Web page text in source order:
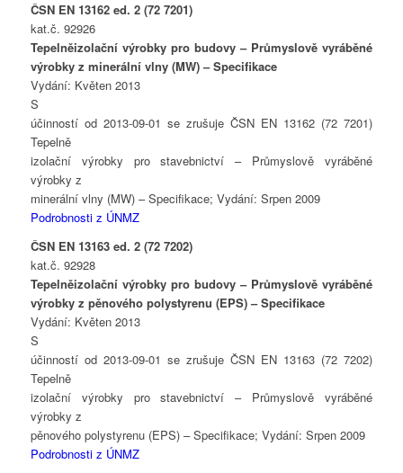
ČSN EN 13162 ed. 2 (72 7201)
kat.č. 92926
Tepelněizolační výrobky pro budovy – Průmyslově vyráběné
výrobky z minerální vlny (MW) – Specifikace
Vydání: Květen 2013
S
účinností od 2013-09-01 se zrušuje ČSN EN 13162 (72 7201)
Tepelně
izolační výrobky pro stavebnictví – Průmyslově vyráběné
výrobky z
minerální vlny (MW) – Specifikace; Vydání: Srpen 2009
Podrobnosti z ÚNMZ
ČSN EN 13163 ed. 2 (72 7202)
kat.č. 92928
Tepelněizolační výrobky pro budovy – Průmyslově vyráběné
výrobky z pěnového polystyrenu (EPS) – Specifikace
Vydání: Květen 2013
S
účinností od 2013-09-01 se zrušuje ČSN EN 13163 (72 7202)
Tepelně
izolační výrobky pro stavebnictví – Průmyslově vyráběné
výrobky z
pěnového polystyrenu (EPS) – Specifikace; Vydání: Srpen 2009
Podrobnosti z ÚNMZ